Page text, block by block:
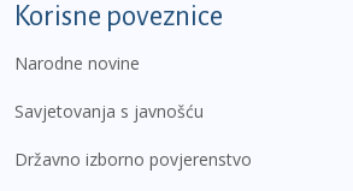
Korisne poveznice
Narodne novine
Savjetovanja s javnošću
Državno izborno povjerenstvo